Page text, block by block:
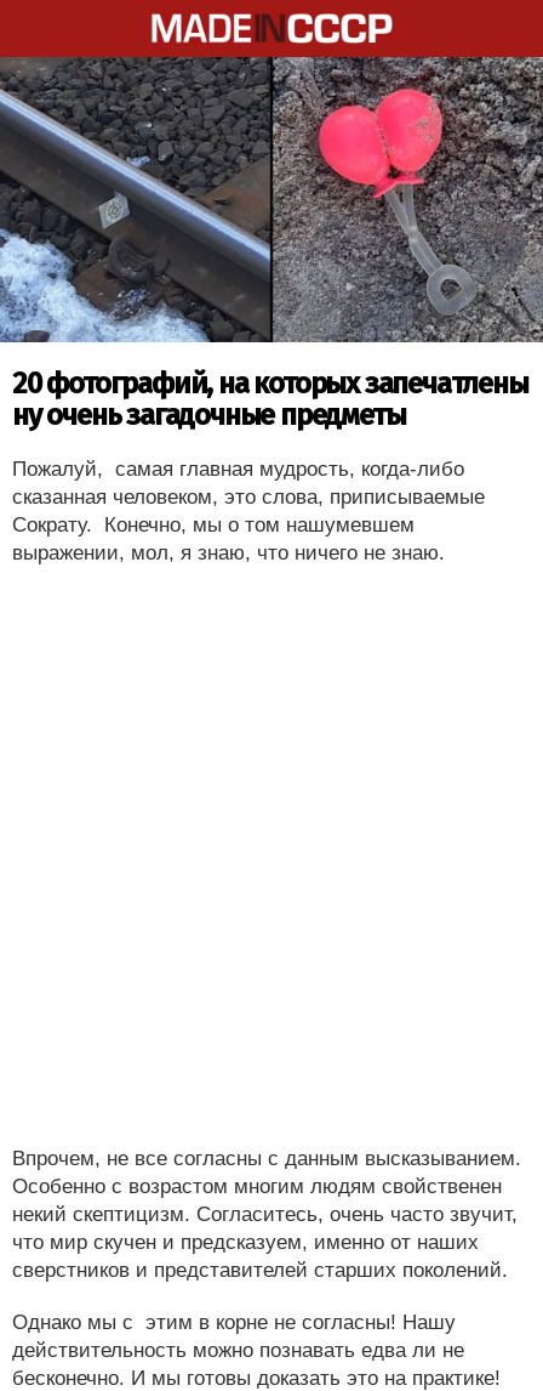
20 фотографий, на которых запечатлены
ну очень загадочные предметы
Пожалуй, самая главная мудрость, когда-либо
сказанная человеком, это слова, приписываемые
Сократу. Конечно, мы о том нашумевшем
выражении, мол, я знаю, что ничего не знаю.
Впрочем, не все согласны с данным высказыванием.
Особенно с возрастом многим людям свойственен
некий скептицизм. Согласитесь, очень часто звучит,
что мир скучен и предсказуем, именно от наших
сверстников и представителей старших поколений.
Однако мы с этим в корне не согласны! Нашу
действительность можно познавать едва ли не
бесконечно. И мы готовы доказать это на практике!